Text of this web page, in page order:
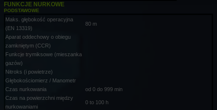
FUNKCJE NURKOWE
PODSTAWOWE
Maks. głębokość operacyjna
(EN 13319)
80 m
Aparat oddechowy o obiegu
zamkniętym (CCR)
Funkcje trymiksowe (mieszanka
gazów)
Nitroks (i powietrze)
Głębokościomierz / Manometr
Czas nurkowania
od 0 do 999 min
Czas na powierzchni między
nurkowaniami
0 to 100 h